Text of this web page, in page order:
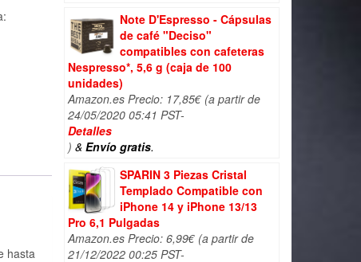
hasta
Note D'Espresso - Cápsulas
de café "Deciso"
compatibles con cafeteras
Nespresso*, 5,6 g (caja de 100
unidades)
Amazon.es Precio: 17,85€ (a partir de
24/05/2020 05:41 PST-
Detalles
) & Envío gratis.
SPARIN 3 Piezas Cristal
Templado Compatible con
iPhone 14 y iPhone 13/13
Pro 6,1 Pulgadas
Amazon.es Precio: 6,99€ (a partir de
21/12/2022 00:25 PST-